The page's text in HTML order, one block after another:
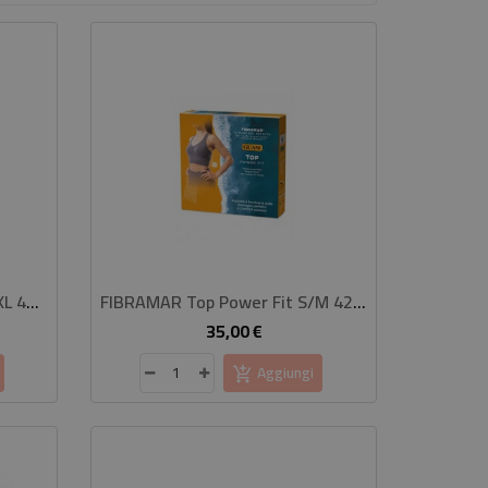
FIBRAMAR Top Power Fit L/XL 46/48 Grigio Melange
FIBRAMAR Top Power Fit S/M 42/44 Grigio Melange
35,00 €Prezzo
Aggiungi